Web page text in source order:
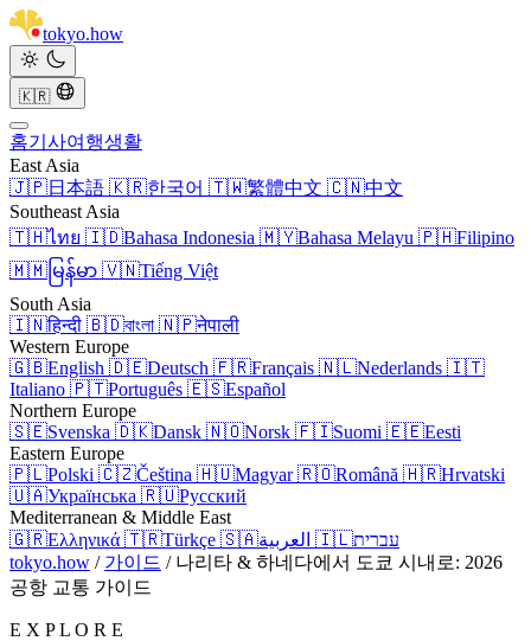
tokyo.how
🇰🇷
홈기사여행생활
East Asia
🇯🇵日本語 🇰🇷한국어 🇹🇼繁體中文 🇨🇳中文
Southeast Asia
🇹🇭ไทย 🇮🇩Bahasa Indonesia 🇲🇾Bahasa Melayu 🇵🇭Filipino
🇲🇲 မြန်မာ 🇻🇳Tiếng Việt
South Asia
🇮🇳हिन्दी 🇧🇩বাংলা 🇳🇵नेपाली
Western Europe
🇬🇧English 🇩🇪Deutsch 🇫🇷Français 🇳🇱Nederlands 🇮🇹
Italiano 🇵🇹Português 🇪🇸Español
Northern Europe
🇸🇪Svenska 🇩🇰Dansk 🇳🇴Norsk 🇫🇮Suomi 🇪🇪Eesti
Eastern Europe
🇵🇱Polski 🇨🇿Čeština 🇭🇺Magyar🇷🇴Română 🇭🇷Hrvatski
🇺🇦Українська 🇷🇺Русский
Mediterranean & Middle East
🇬🇷Ελληνικά 🇹🇷Türkçe 🇸🇦 🇮🇱עברית
tokyo.how / 가이드 / 나리타 & 하네다에서 도쿄 시내로: 2026
공항 교통 가이드
E X P L O R E